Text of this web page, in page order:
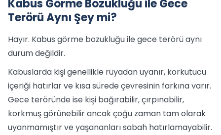
Kabus Görme Bozukluğu ile Gece
Terörü Aynı Şey mi?
Hayır. Kabus görme bozukluğu ile gece terörü aynı
durum değildir.
Kabuslarda kişi genellikle rüyadan uyanır, korkutucu
içeriği hatırlar ve kısa sürede çevresinin farkına varır.
Gece teröründe ise kişi bağırabilir, çırpınabilir,
korkmuş görünebilir ancak çoğu zaman tam olarak
uyanmamıştır ve yaşananları sabah hatırlamayabilir.